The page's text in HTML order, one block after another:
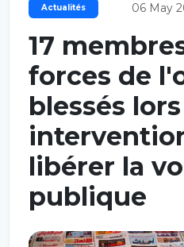
Actualités 06 May
17
forces de
blessés
libérer la
publique